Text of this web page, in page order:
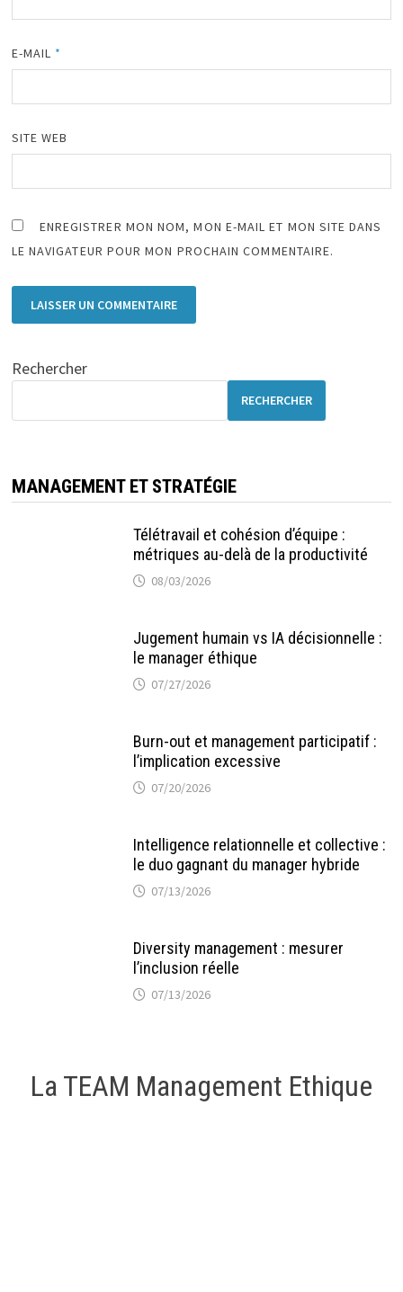
E-MAIL *
SITE WEB
ENREGISTRER MON NOM, MON E-MAIL ET MON SITE DANS
LE NAVIGATEUR POUR MON PROCHAIN COMMENTAIRE.
Rechercher
RECHERCHER
MANAGEMENT ET STRATÉGIE
Télétravail et cohésion d’équipe :
métriques au-delà de la productivité
08/03/2026
Jugement humain vs IA décisionnelle :
le manager éthique
07/27/2026
Burn-out et management participatif :
l’implication excessive
07/20/2026
Intelligence relationnelle et collective :
le duo gagnant du manager hybride
07/13/2026
Diversity management : mesurer
l’inclusion réelle
07/13/2026
La TEAM Management Ethique